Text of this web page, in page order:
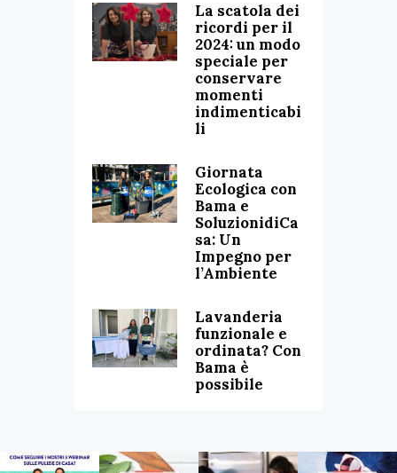
La scatola dei
ricordi per il
2024: un modo
speciale per
conservare
momenti
indimenticabi
li
Giornata
Ecologica con
Bama e
SoluzionidiCa
sa: Un
Impegno per
l’Ambiente
Lavanderia
funzionale e
ordinata? Con
Bama è
possibile